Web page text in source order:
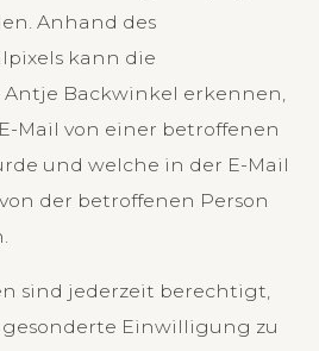
Anhand des
kann die
Backwinkel erkennen,
Mail von einer betroffenen
und welche in der E-Mail
der betroffenen Person
sind jederzeit berechtigt,
Einwilligung zu